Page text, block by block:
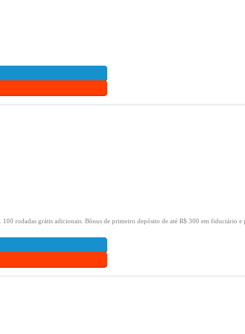
100 rodadas grátis adicionais. Bônus de primeiro depósito de até R$ 300 em fiduciário e